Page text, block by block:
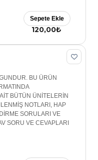
120,00₺
Sepete Ekle
BU ÜRÜN
BÜTÜN ÜNİTELERİN
NOTLARI, HAP
SORULARI VE
SORU VE CEVAPLARI